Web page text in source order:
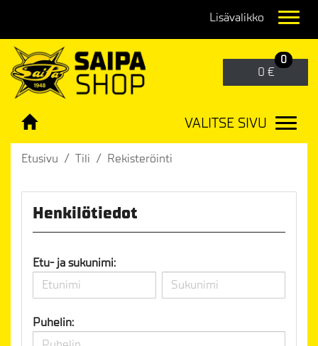
0 €
0
VALITSE SIVU
Etusivu Tili Rekisteröinti
Henkilötiedot
Etu- ja sukunimi:
Puhelin: